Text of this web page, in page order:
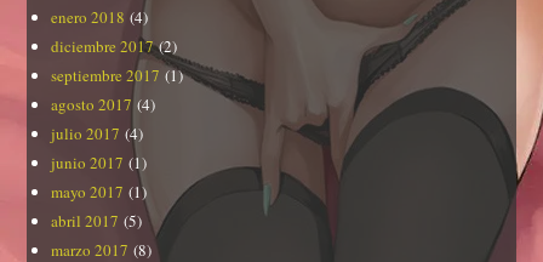
enero 2018 (4)
diciembre 2017(2)
septiembre 2017 (1)
agosto 2017 (4)
julio 2017 (4)
junio 2017 (1)
mayo 2017 (1)
abril 2017 (5)
marzo 2017 (8)